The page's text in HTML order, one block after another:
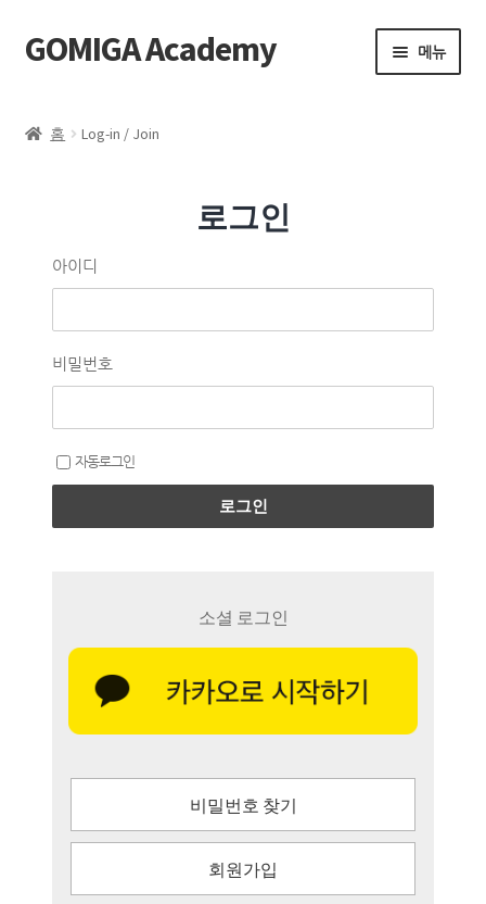
GOMIGA Academy 메뉴
에스테틱
제품 구매
로그인
홈 Log-in / Join
로그인
아이디
비밀번호
자동로그인
로그인
소셜 로그인
비밀번호 찾기
회원가입